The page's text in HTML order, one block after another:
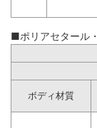
■ポリアセタール
ボディ材質